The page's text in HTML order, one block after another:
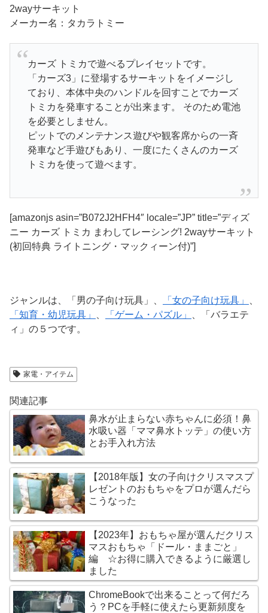
2wayサーキット
メーカー名：タカラトミー
カーズ トミカで遊べるプレイセットです。
「カーズ3」に登場するサーキットをイメージし
ており、本体中央のハンドルを回すことでカーズ
トミカを発車することが出来ます。 そのため電池
を必要としません。
ピットでのメンテナンス遊びや観客席からの一斉
発車など手遊びもあり、一度にたくさんのカーズ
トミカを使って遊べます。
[amazonjs asin=”B072J2HFH4″ locale=”JP” title=”ディズ
ニー カーズ トミカ まわしてレーシング! 2wayサーキット
(初回特典 ライトニング・マックィーン付)”]
ジャンルは、「男の子向け玩具」、 「女の子向け玩具」
「知育・幼児玩具」
「ゲーム・パズル」
、「バラエテ
ィ」の５つです。
家電・アイテム
関連記事
鼻水が止まらない赤ちゃんに必須！鼻
水吸い器「ママ鼻水トッテ」の使い方
とお手入れ方法
【2018年版】女の子向けクリスマスプ
レゼントのおもちゃをプロが選んだら
こうなった
【2023年】おもちゃ屋が選んだクリス
マスおもちゃ「ドール・ままごと」
編 ☆お得に購入できるように厳選し
ました
ChromeBookで出来ることって何だろ
う？PCを手軽に使えたら更新頻度を